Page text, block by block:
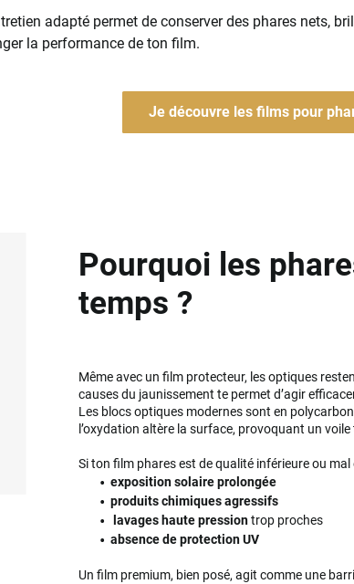
adapté permet de conserver des phares nets,
la performance de ton film.
Je découvre les films pour
Pourquoi les
temps ?
Même avec un film protecteur, les optiques
causes du jaunissement te permet d’agir
Les blocs optiques modernes sont en
l’oxydation altère la surface, provoquant un
Si ton film phares est de qualité inférieure ou
exposition solaire prolongée
produits chimiques agressifs
lavages haute pressiontrop proches
absence de protection UV
Un film premium, bien posé, agit comme une